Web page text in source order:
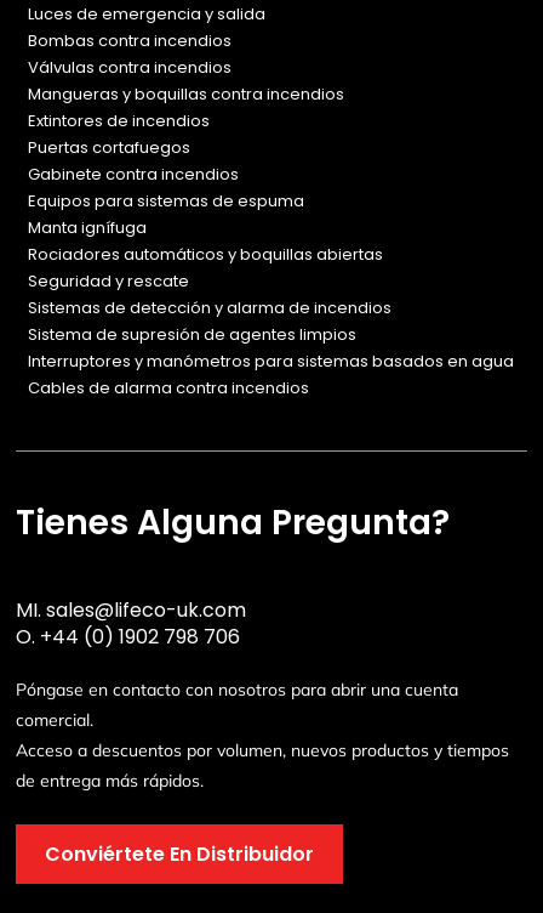
Luces de emergencia y salida
Bombas contra incendios
Válvulas contra incendios
Mangueras y boquillas contra incendios
Extintores de incendios
Puertas cortafuegos
Gabinete contra incendios
Equipos para sistemas de espuma
Manta ignífuga
Rociadores automáticos y boquillas abiertas
Seguridad y rescate
Sistemas de detección y alarma de incendios
Sistema de supresión de agentes limpios
Interruptores y manómetros para sistemas basados en agua
Cables de alarma contra incendios
Tienes Alguna Pregunta?
MI.sales@lifeco-uk.com
O. +44 (0) 1902 798 706
Póngase en contacto con nosotros para abrir una cuenta
comercial.
Acceso a descuentos por volumen, nuevos productos y tiempos
de entrega más rápidos.
Conviértete En Distribuidor